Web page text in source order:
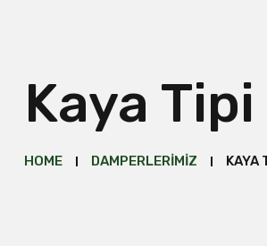
Kaya
HOME DAMPERLERIMIZ KAYA